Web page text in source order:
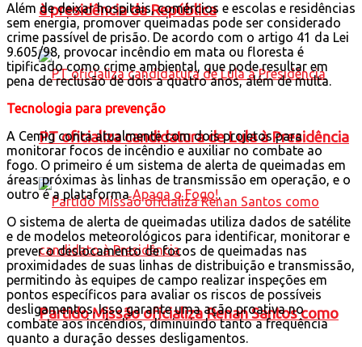
à presidência da República
PT oficializa candidatura de Lula à Presidência
Partido Missão oficializa Renan Santos como
Além de deixar hospitais, comércios e escolas e residências
sem energia, promover queimadas pode ser considerado
crime passível de prisão. De acordo com o artigo 41 da Lei
9.605/98, provocar incêndio em mata ou floresta é
tipificado como crime ambiental, que pode resultar em
pena de reclusão de dois a quatro anos, além de multa.
Tecnologia para prevenção
A Cemig conta atualmente com dois projetos para
monitorar focos de incêndio e auxiliar no combate ao
fogo. O primeiro é um sistema de alerta de queimadas em
áreas próximas às linhas de transmissão em operação, e o
outro é a plataformaApaga o Fogo!.
O sistema de alerta de queimadas utiliza dados de satélite
e de modelos meteorológicos para identificar, monitorar e
prever o deslocamento de focos de queimadas nas
proximidades de suas linhas de distribuição e transmissão,
permitindo às equipes de campo realizar inspeções em
pontos específicos para avaliar os riscos de possíveis
desligamentos. Isso garante uma ação proativa no
combate aos incêndios, diminuindo tanto a frequência
quanto a duração desses desligamentos.